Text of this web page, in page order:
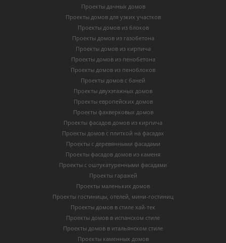
Проекты дачных домов
Проекты домов для узких участков
Проекты домов из блоков
Проекты домов из газобетона
Проекты домов из кирпича
Проекты домов из пенобетона
Проекты домов из пеноблоков
Проекты домов с баней
Проекты двухэтажных домов
Проекты европейских домов
Проекты фахверковых домов
Проекты фасадов домов из кирпича
Проекты домов с плиткой на фасадах
Проекты с деревянными фасадами
Проекты фасадов домов из каменя
Проекты с оштукатуренными фасадами
Проекты гаражей
Проекты маленьких домов
Проекты гостиницы, отелей, мини-гостиниц
Проекты домов в стиле хай-тек
Проекты домов в испанском стиле
Проекты домов в итальянском стиле
Проекты каменных домов